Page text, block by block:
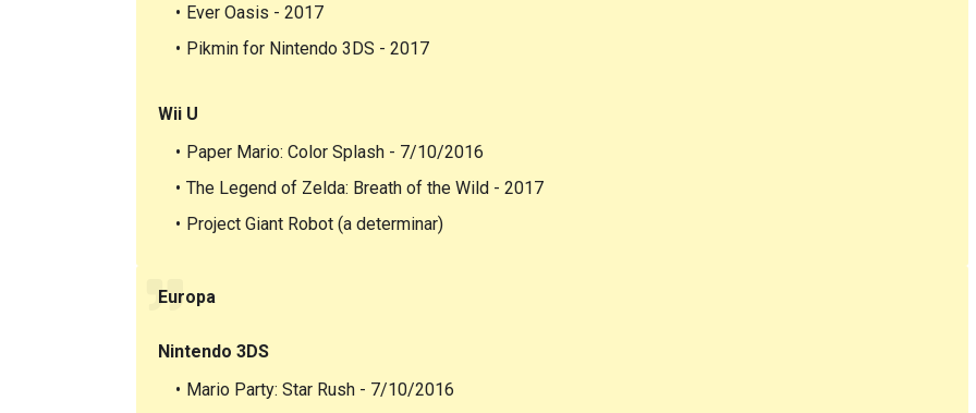
Ever Oasis - 2017
Pikmin for Nintendo 3DS - 2017
Wii U
Paper Mario: Color Splash - 7/10/2016
The Legend of Zelda: Breath of the Wild - 2017
Project Giant Robot (a determinar)
Europa
Nintendo 3DS
Mario Party: Star Rush - 7/10/2016